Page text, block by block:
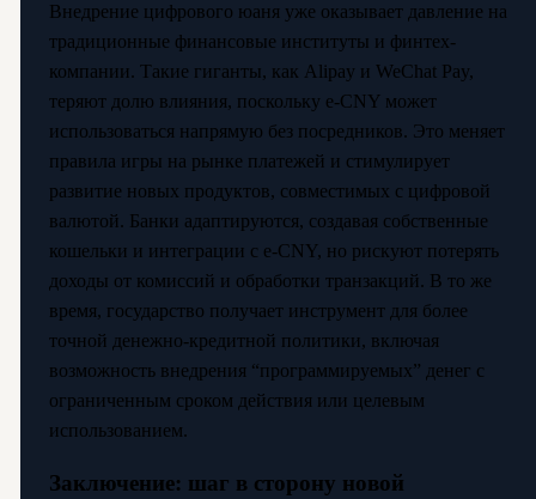
Внедрение цифрового юаня уже оказывает давление на
традиционные финансовые институты и финтех-
компании. Такие гиганты, как Alipay и WeChat Pay,
теряют долю влияния, поскольку e-CNY может
использоваться напрямую без посредников. Это меняет
правила игры на рынке платежей и стимулирует
развитие новых продуктов, совместимых с цифровой
валютой. Банки адаптируются, создавая собственные
кошельки и интеграции с e-CNY, но рискуют потерять
доходы от комиссий и обработки транзакций. В то же
время, государство получает инструмент для более
точной денежно-кредитной политики, включая
возможность внедрения “программируемых” денег с
ограниченным сроком действия или целевым
использованием.
Заключение: шаг в сторону новой